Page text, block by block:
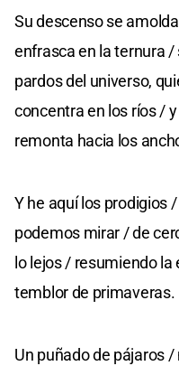
Su descenso se
enfrasca en la ternura
pardos del universo,
concentra en los ríos /
remonta hacia los
Y he aquí los prodigios
podemos mirar / de
lo lejos / resumiendo
temblor de primaveras.
Un puñado de pájaros